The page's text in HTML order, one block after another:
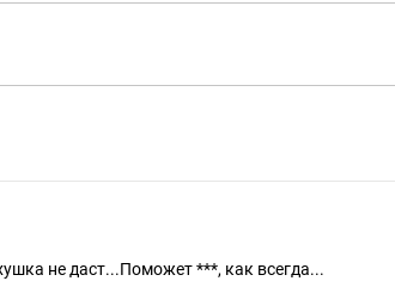
не даст...Поможет ***, как всегда...